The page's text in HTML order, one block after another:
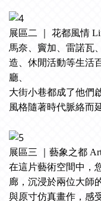
展區二 ｜ 花都風情
馬奈、竇加、雷諾瓦
造、休閒活動等生活
廳、
大街小巷都成了他們
風格隨著時代脈絡而
展區三 ｜藝象之都
在這片藝術空間中，
廊，沉浸於兩位大師
與原寸仿真畫作，感